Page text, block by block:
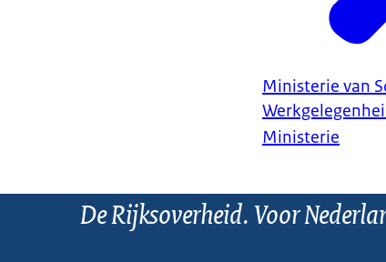
Ministerie van
Ministerie
De Rijksoverheid. Voor